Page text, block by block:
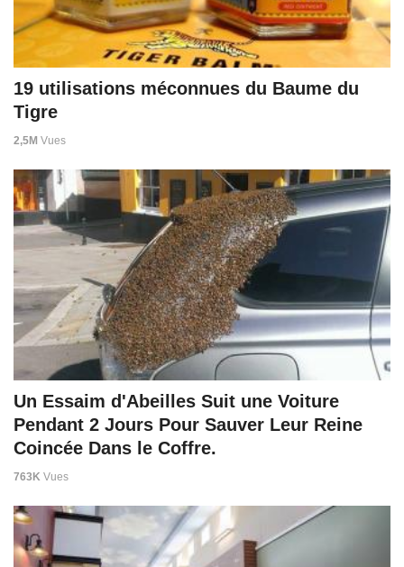
19 utilisations méconnues du Baume du
Tigre
2,5M Vues
Un Essaim d'Abeilles Suit une Voiture
Pendant 2 Jours Pour Sauver Leur Reine
Coincée Dans le Coffre.
763K Vues